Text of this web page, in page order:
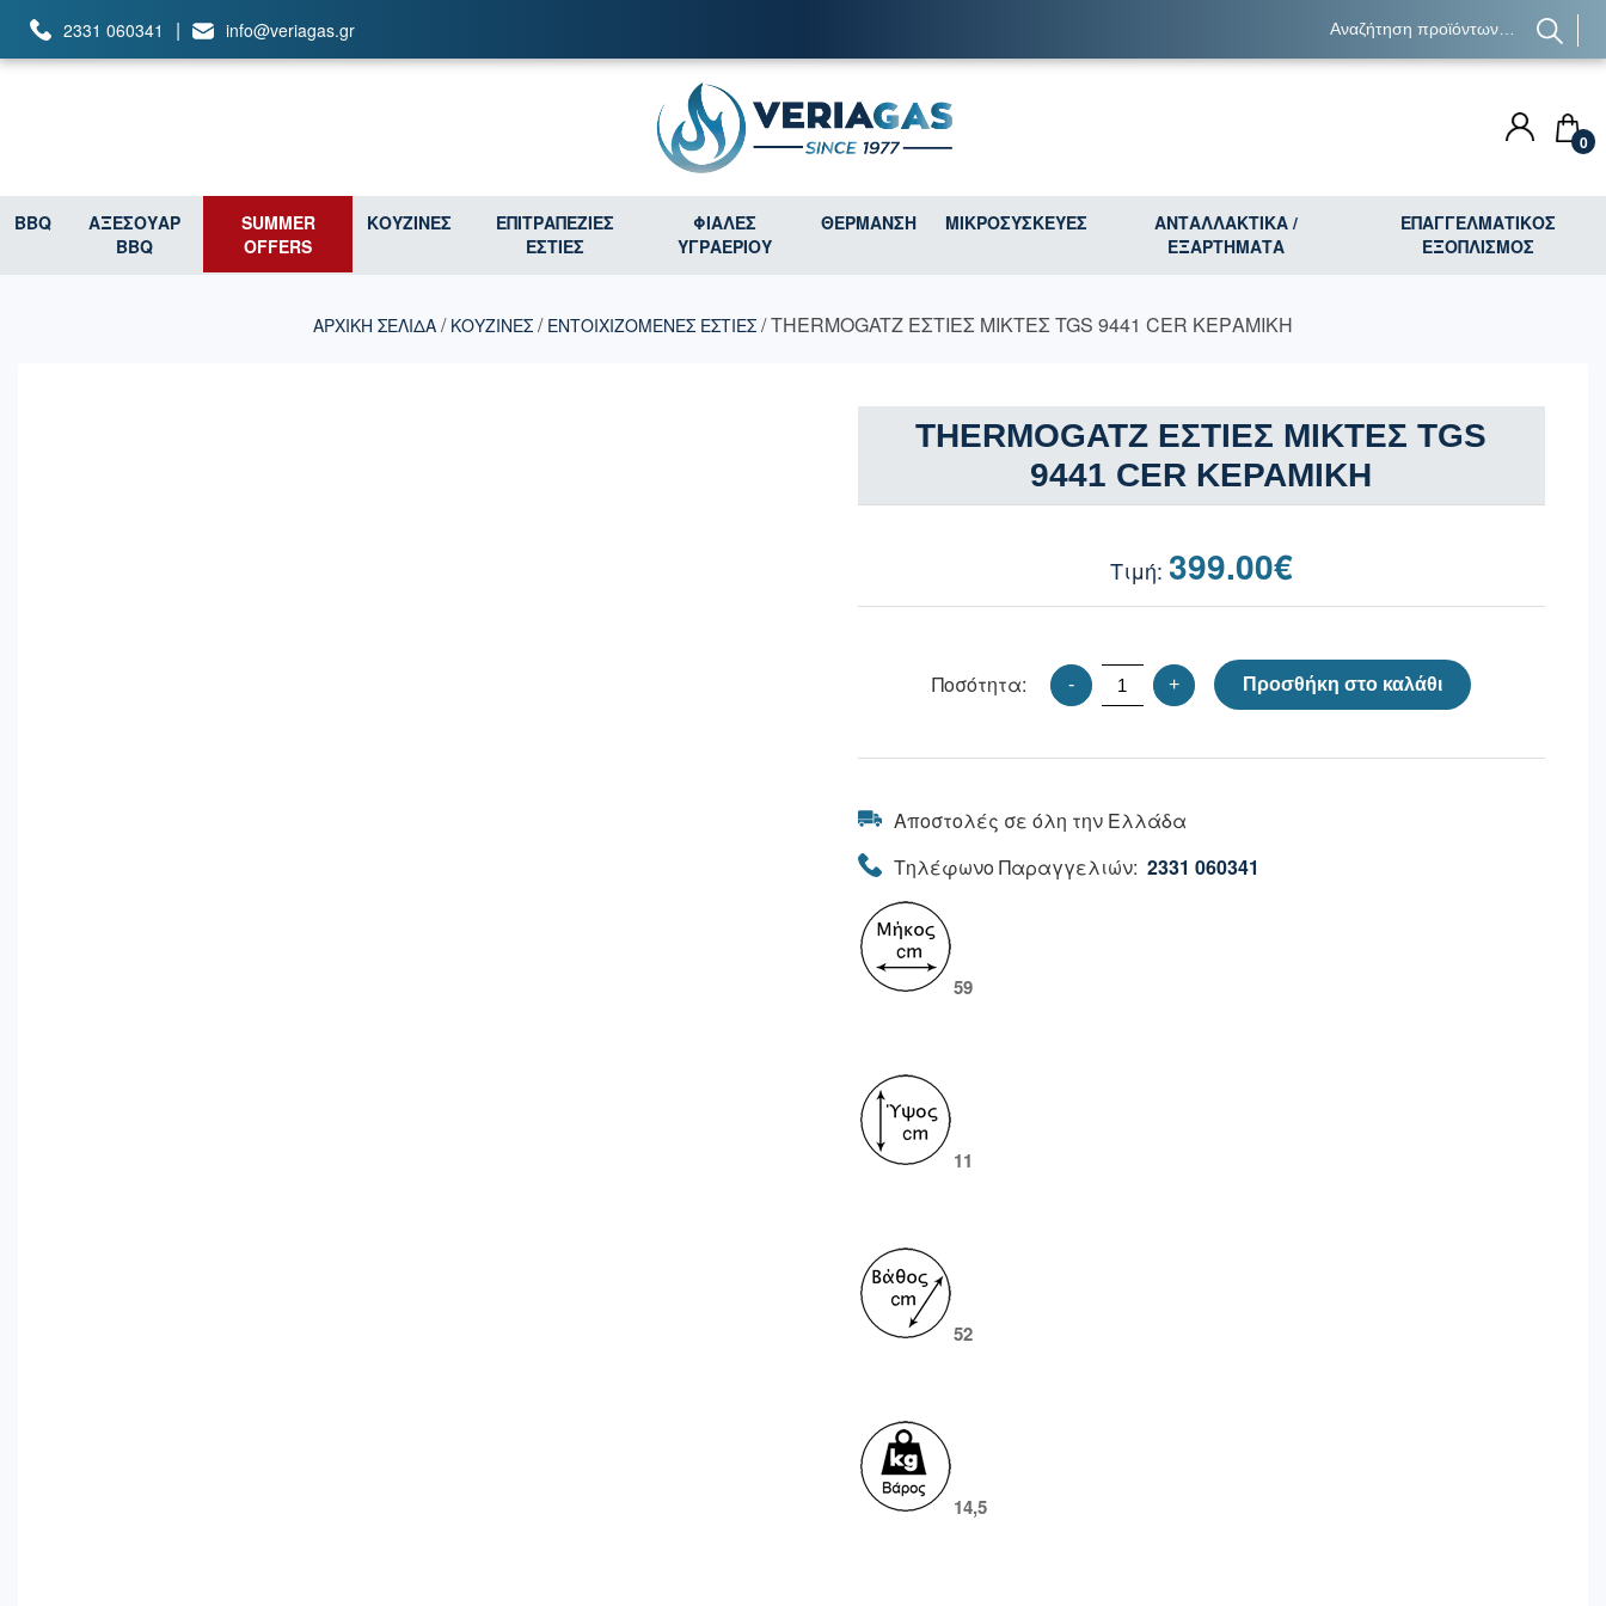
2331 060341 | info@veriagas.gr
0
BBQ
ΑΞΕΣΟΥΑΡ
BBQ
SUMMER
OFFERS
ΚΟΥΖΙΝΕΣ
ΕΠΙΤΡΑΠΕΖΙΕΣ
ΕΣΤΙΕΣ
ΦΙΑΛΕΣ
ΥΓΡΑΕΡΙΟΥ
ΘΕΡΜΑΝΣΗ ΜΙΚΡΟΣΥΣΚΕΥΕΣ
ΑΝΤΑΛΛΑΚΤΙΚΑ /
ΕΞΑΡΤΗΜΑΤΑ
ΕΠΑΓΓΕΛΜΑΤΙΚΟΣ
ΕΞΟΠΛΙΣΜΟΣ
ΑΡΧΙΚΉ ΣΕΛΊΔΑ / ΚΟΥΖΙΝΕΣ / ΕΝΤΟΙΧΙΖΟΜΕΝΕΣ ΕΣΤΙΕΣ / THERMOGATZ ΕΣΤΙΕΣ ΜΙΚΤΕΣ TGS 9441 CER ΚΕΡΑΜΙΚΗ
THERMOGATZ ΕΣΤΙΕΣ ΜΙΚΤΕΣ TGS
9441 CER ΚΕΡΑΜΙΚΗ
399.00€
Ποσότητα: - + Προσθήκη στο καλάθι
Αποστολές σε όλη την Ελλάδα
Τηλέφωνο Παραγγελιών: 2331 060341
59
11
52
14,5